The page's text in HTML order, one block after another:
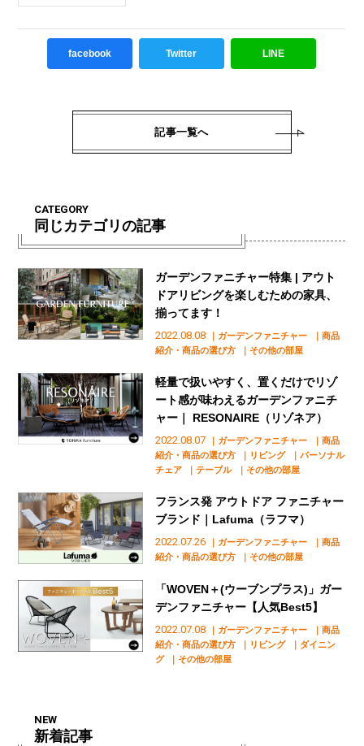
facebook Twitter LINE
記事一覧へ
CATEGORY
同じカテゴリの記事
2022.08.08 ｜ガーデンファニチャー
｜商品
紹介・商品の選び方
｜その他の部屋
ガーデンファニチャー特集 | アウト
ドアリビングを楽しむための家具、
揃ってます！
2022.08.07 ｜ガーデンファニチャー
｜商品
紹介・商品の選び方
｜リビング
｜パーソナル
チェア
｜テーブル ｜その他の部屋
軽量で扱いやすく、置くだけでリゾ
ート感が味わえるガーデンファニチ
ャー｜ RESONAIRE（リゾネア）
2022.07.26 ｜ガーデンファニチャー
｜商品
紹介・商品の選び方
｜その他の部屋
フランス発 アウトドア ファニチャー
ブランド｜Lafuma（ラフマ）
2022.07.08 ｜ガーデンファニチャー
｜商品
紹介・商品の選び方
｜リビング
｜ダイニン
グ
｜その他の部屋
「WOVEN＋(ウーブンプラス)」ガー
デンファニチャー【人気Best5】
NEW
新着記事